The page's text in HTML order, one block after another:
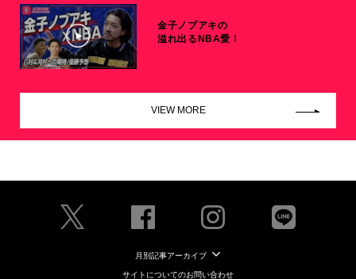
金子ノブアキの
溢れ出るNBA愛！
VIEW MORE
月別記事アーカイブ
サイトについてのお問い合わせ